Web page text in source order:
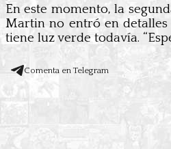
En este momento, la
Martin no entró en detalles
tiene luz verde todavía.
Comenta en Telegram